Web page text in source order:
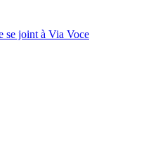
se joint à Via Voce